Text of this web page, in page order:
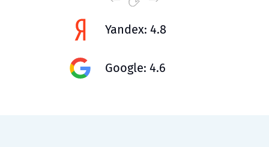
Yandex: 4.8
Google: 4.6